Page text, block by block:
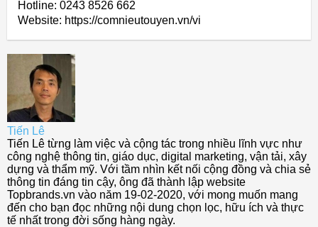
Hotline: 0243 8526 662
Website: https://comnieutouyen.vn/vi
Tiến Lê
Tiến Lê từng làm việc và cộng tác trong nhiều lĩnh vực như
công nghệ thông tin, giáo dục, digital marketing, vận tải, xây
dựng và thẩm mỹ. Với tầm nhìn kết nối cộng đồng và chia sẻ
thông tin đáng tin cậy, ông đã thành lập website
Topbrands.vn vào năm 19-02-2020, với mong muốn mang
đến cho bạn đọc những nội dung chọn lọc, hữu ích và thực
tế nhất trong đời sống hàng ngày.